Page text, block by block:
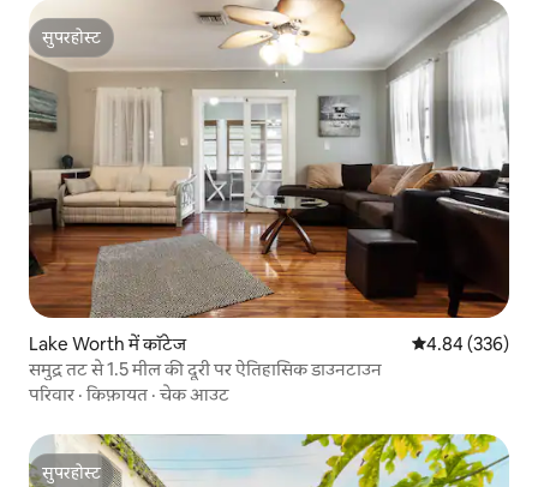
सुपरहोस्ट
सुपरहोस्ट
Lake Worth में कॉटेज औसत रेटिंग 5 में से
4.84 (336)
समुद्र तट से 1.5 मील की दूरी पर ऐतिहासिक डाउनटाउन
परिवार ·किफ़ायत ·चेक आउट
सुपरहोस्ट